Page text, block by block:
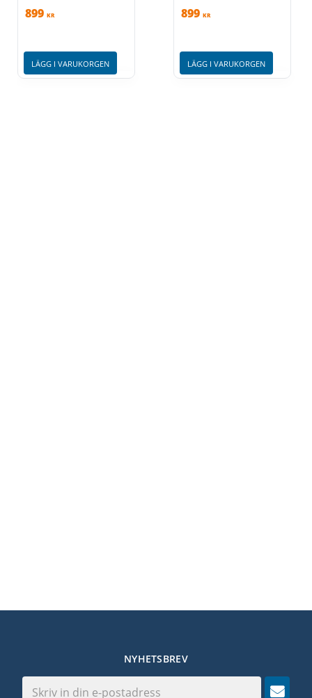
899 KR
LÄGG I VARUKORGEN
899 KR
LÄGG I VARUKORGEN
NYHETSBREV